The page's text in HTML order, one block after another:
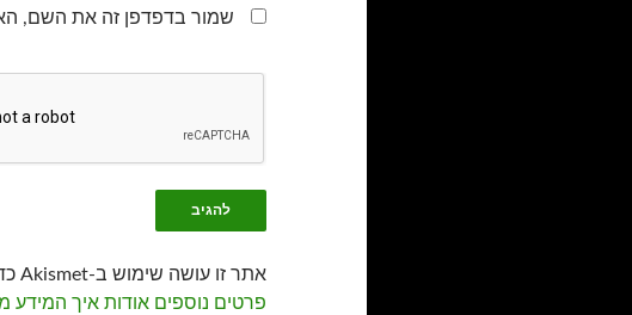
שמור בדפדפן זה את השם,
אתר זו עושה שימוש ב-Akismet כדי לסנן תגובות זבל.
פרטים נוספים אודות איך המידע